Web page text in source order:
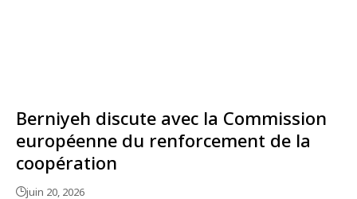
Berniyeh discute avec la Commission
européenne du renforcement de la
coopération
juin 20, 2026